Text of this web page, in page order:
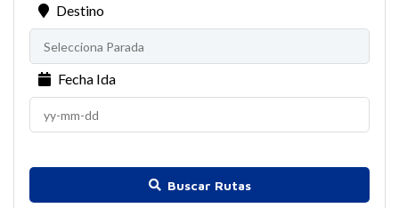
Destino
Fecha Ida
Buscar Rutas